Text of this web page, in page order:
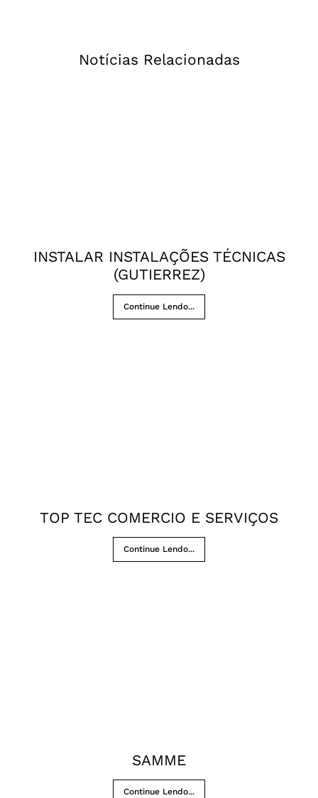
Notícias Relacionadas
INSTALAR INSTALAÇÕES TÉCNICAS
(GUTIERREZ)
Continue Lendo...
TOP TEC COMERCIO E SERVIÇOS
Continue Lendo...
SAMME
Continue Lendo...